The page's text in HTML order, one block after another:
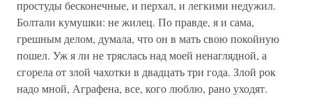
простуды бесконечные, и перхал, и легкими недужил.
Болтали кумушки: не жилец. По правде, я и сама,
грешным делом, думала, что он в мать свою покойную
пошел. Уж я ли не тряслась над моей ненаглядной, а
сгорела от злой чахотки в двадцать три года. Злой рок
надо мной, Аграфена, все, кого люблю, рано уходят.